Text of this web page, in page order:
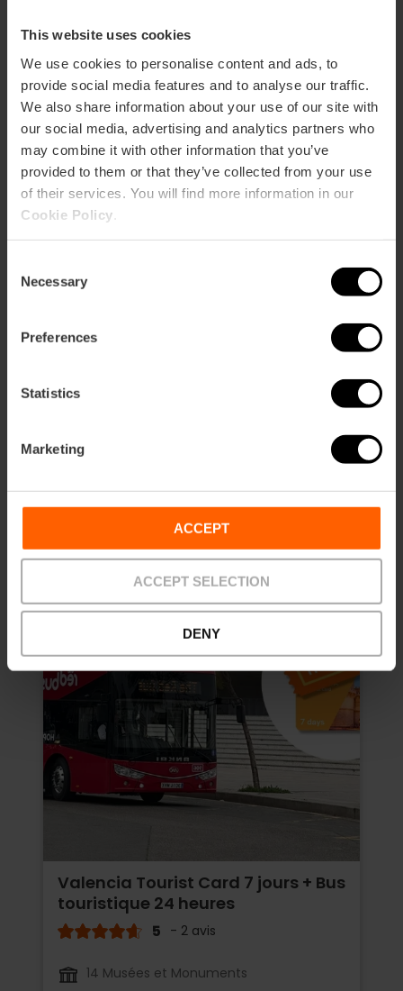
This website uses cookies
We use cookies to personalise content and ads, to
provide social media features and to analyse our traffic.
We also share information about your use of our site with
our social media, advertising and analytics partners who
may combine it with other information that you’ve
provided to them or that they’ve collected from your use
of their services. You will find more information in our
Cookie Policy
Selection
Necessary
Preferences
Statistics
Marketing
ACCEPT
ACCEPT SELECTION
DENY
Valencia Tourist Card 7 jours sans
transports
À partir de15,00 € 13,50 €
Valencia Tourist Card 7 jours + Bus
touristique 24 heures
5 - 2 avis
14 Musées et Monuments